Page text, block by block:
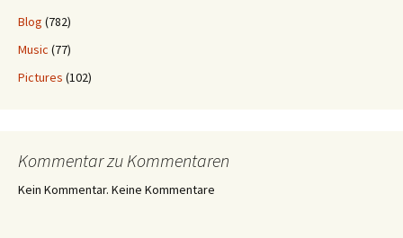
Blog (782)
Music (77)
Pictures (102)
Kommentar zu Kommentaren
Kein Kommentar. Keine Kommentare